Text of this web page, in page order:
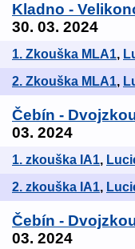
Kladno -
30. 03. 2024
1. Zkouška MLA1,
2. Zkouška MLA1,
Čebín -
03. 2024
1. zkouška IA1,
2. zkouška IA1,
Čebín -
03. 2024